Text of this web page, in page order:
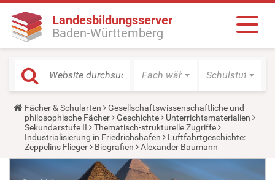
Landesbildungsserver
Baden-Württemberg
Fach wählen Schulstufe
Y
o
u
a
r
e
Fächer & Schularten
Gesellschaftswissenschaftliche und
philosophische Fächer
Geschichte
Unterrichtsmaterialien
Sekundarstufe II
Thematisch-strukturelle Zugriffe
Industrialisierung in Friedrichshafen
Luftfahrtgeschichte:
Zeppelins Flieger
Biografien Alexander Baumann